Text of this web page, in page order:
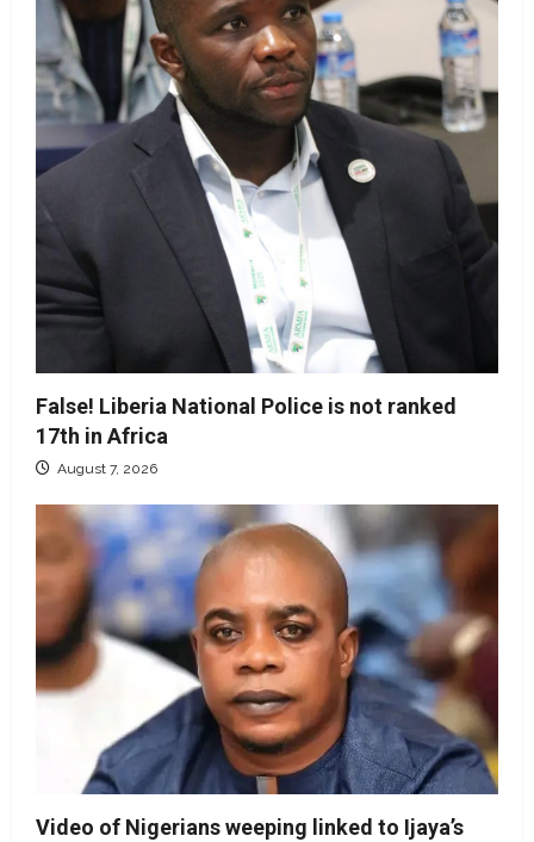
False! Liberia National Police is not ranked
17th in Africa
August 7, 2026
Video of Nigerians weeping linked to Ijaya’s